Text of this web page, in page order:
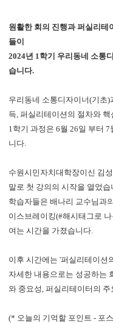
원활한 회의 진행과 퍼실리테
들이
2024년 1학기 우리동네 소통
습니다.
우리동네 소통디자이너(기초
득, 퍼실리테이션의 절차와
1학기 과정은 6월 26일 부터
니다.
수원시민자치대학장이신 김
말로 첫 강의의 시작을 열었습
학습자들은 배나리 교수님과
이스브레이킹(#해시태그로
여는 시간을 가졌습니다.
이후 시간에는 '퍼실리테이션
자세한 내용으로는 성공하는
와 중요성, 퍼실리테이터의
(* 오늘의 기억할 포인트 - 포